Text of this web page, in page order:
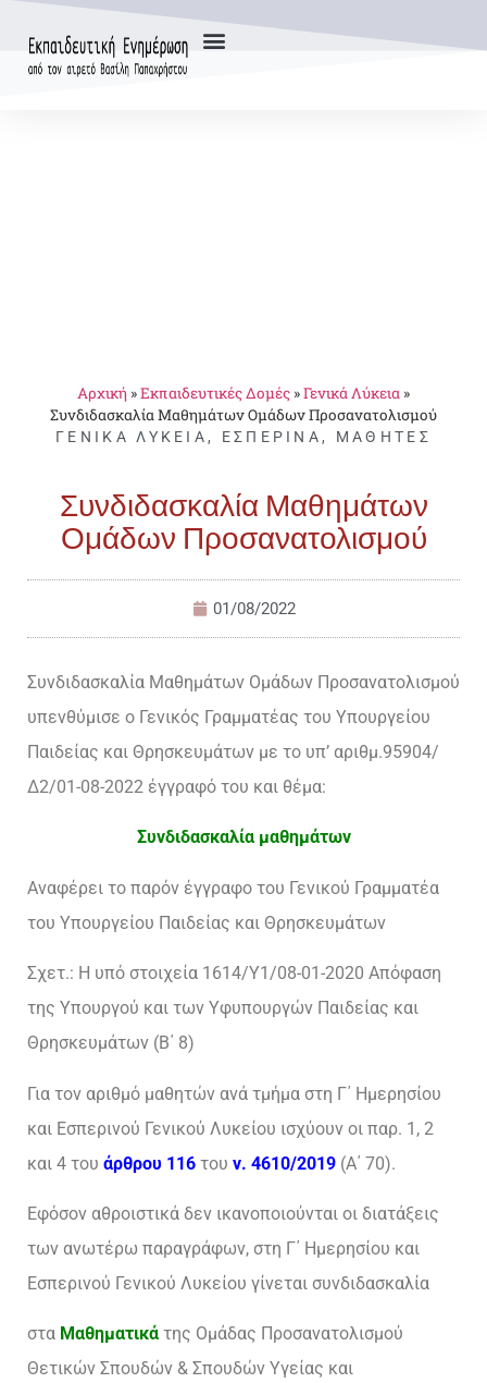
Αρχική »Εκπαιδευτικές Δομές »Γενικά Λύκεια »
Συνδιδασκαλία Μαθημάτων Ομάδων Προσανατολισμού
ΓΕΝΙΚΆ ΛΎΚΕΙΑ , ΕΣΠΕΡΙΝΆ , ΜΑΘΗΤΈΣ
Συνδιδασκαλία Μαθημάτων
Ομάδων Προσανατολισμού
01/08/2022
Συνδιδασκαλία Μαθημάτων Ομάδων Προσανατολισμού
υπενθύμισε ο Γενικός Γραμματέας του Υπουργείου
Παιδείας και Θρησκευμάτων με το υπ’ αριθμ.95904/
Δ2/01-08-2022 έγγραφό του και θέμα:
Συνδιδασκαλία μαθημάτων
Αναφέρει το παρόν έγγραφο του Γενικού Γραμματέα
του Υπουργείου Παιδείας και Θρησκευμάτων
Σχετ.: Η υπό στοιχεία 1614/Υ1/08-01-2020 Απόφαση
της Υπουργού και των Υφυπουργών Παιδείας και
Θρησκευμάτων (Β΄ 8)
Για τον αριθμό μαθητών ανά τμήμα στη Γ΄ Ημερησίου
και Εσπερινού Γενικού Λυκείου ισχύουν οι παρ. 1, 2
και 4 του άρθρου 116 του ν. 4610/2019 (Α΄ 70).
Εφόσον αθροιστικά δεν ικανοποιούνται οι διατάξεις
των ανωτέρω παραγράφων, στη Γ΄ Ημερησίου και
Εσπερινού Γενικού Λυκείου γίνεται συνδιδασκαλία
στα Μαθηματικά της Ομάδας Προσανατολισμού
Θετικών Σπουδών & Σπουδών Υγείας και